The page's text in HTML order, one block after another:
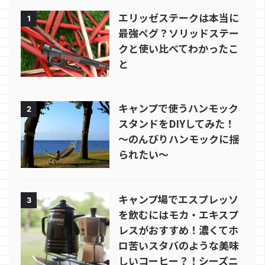
1
エリッゼステークは本当に
最強ペグ？ソリッドステー
クと使い比べてわかったこ
と
2
キャンプで使うハンモック
スタンドをDIYしてみた！
～のんびりハンモックに揺
られたい～
3
キャンプ場でエスプレッソ
を飲むにはモカ・エキスプ
レスがおすすめ！濃くてホ
ロ苦いスタバのような美味
しいコーヒー？！シーズニ